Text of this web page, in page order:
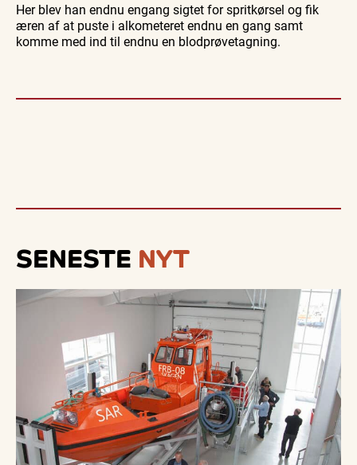
Her blev han endnu engang sigtet for spritkørsel og fik
æren af at puste i alkometeret endnu en gang samt
komme med ind til endnu en blodprøvetagning.
SENESTE NYT